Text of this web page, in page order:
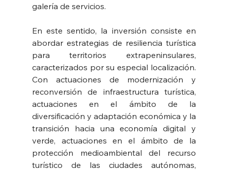
galería de servicios.
En este sentido, la inversión consiste en
abordar estrategias de resiliencia turística
para territorios extrapeninsulares,
caracterizados por su especial localización.
Con actuaciones de modernización y
reconversión de infraestructura turística,
actuaciones en el ámbito de la
diversificación y adaptación económica y la
transición hacia una economía digital y
verde, actuaciones en el ámbito de la
protección medioambiental del recurso
turístico de las ciudades autónomas,